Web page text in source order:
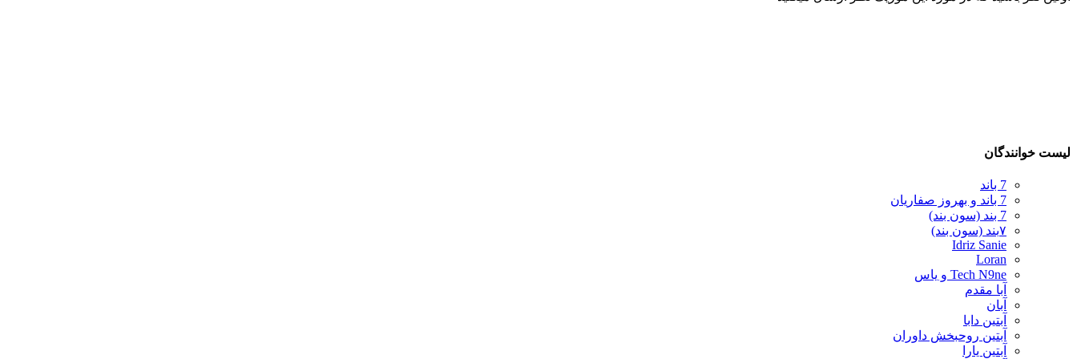
لیست خوانندگان
7 باند
7 باند و بهروز صفاریان
7 بند (سون بند)
۷بند (سون بند)
Idriz Sanie
Loran
Tech N9ne و یاس
آبا مقدم
آبان
آبتین دابا
آبتین روحبخش داوران
آبتین یارا